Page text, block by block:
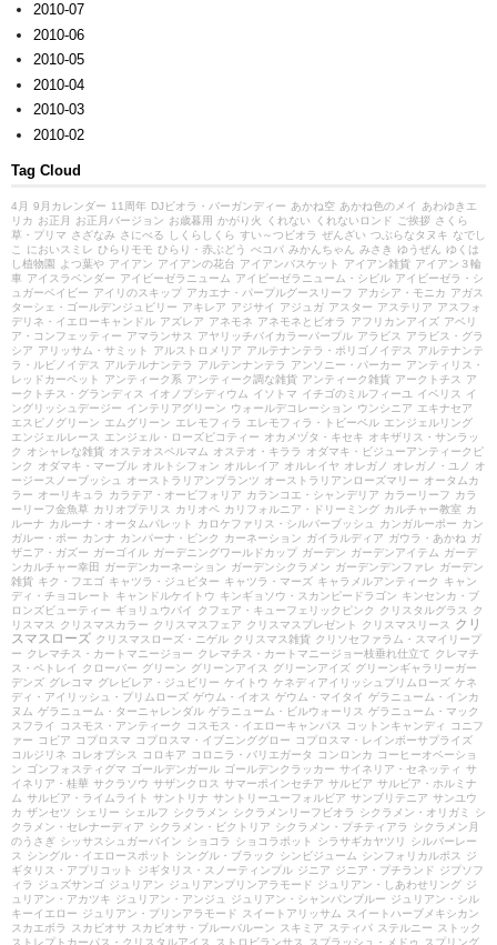
2010-07
2010-06
2010-05
2010-04
2010-03
2010-02
Tag Cloud
4月 9月カレンダー 11周年 DJビオラ・バーガンディー あかね空 あかね色のメイ
あわゆきエ
リカ お正月 お正月バージョン お歳暮用 かがり火 くれない くれないロンド ご挨拶 さくら
草・プリマ さざなみ さにべる しくらしくら すい～つビオラ ぜんざい つぶらなタヌキ なでし
こ
においスミレ ひらりモモ ひらり・赤ぶどう べコパ みかんちゃん みさき ゆうぜん
ゆくは
し植物園
よつ葉や アイアン アイアンの花台 アイアンバスケット アイアン雑貨 アイアン３輪
車 アイスラベンダー アイビーゼラニューム アイビーゼラニューム・シビル アイビーゼラ・シ
ュガーベイビー アイリのスキップ アカエナ・パープルグースリーフ アカシア・モニカ アガス
ターシェ・ゴールデンジュビリー アキレア アジサイ アジュガ アスター アステリア アスフォ
デリネ・イエローキャンドル アズレア アネモネ アネモネとビオラ アフリカンアイズ アベリ
ア・コンフェッティー アマランサス アヤリッチバイカラーパープル アラビス
アラビス・グラ
シア アリッサム・サミット アルストロメリア アルテナンテラ・ポリゴノイデス
アルテナンテ
ラ・ルビノイデス
アルテルナンテラ アルテンナンテラ アンソニー・パーカー アンティリス・
レッドカーペット
アンティーク系 アンティーク調な雑貨 アンティーク雑貨 アークトチス
ア
ークトチス・グランディス
イオノプシディウム イソトマ イチゴのミルフィーユ イベリス
イ
ングリッシュデージー インテリアグリーン ウォールデコレーション ウンシニア エキナセア
エスピノグリーン エムグリーン エレモフィラ エレモフィラ・トビーベル エンジェルリング
エンジェルレース
エンジェル・ローズピコティー オカメヅタ・キセキ オキザリス・サンラッ
ク
オシャレな雑貨 オステオスペルマム オステオ・キララ
オダマキ・ビジューアンティークピ
ンク
オダマキ・マーブル オルトシフォン オルレイア オルレイヤ オレガノ オレガノ・ユノ
オ
ージースノーブッシュ
オーストラリアンプランツ オーストラリアンローズマリー オータムカ
ラー オーリキュラ カラテア・オービフォリア カランコエ・シャンデリア カラーリーフ カラ
ーリーフ金魚草 カリオプテリス カリオペ カリフォルニア・ドリーミング カルチャー教室 カ
ルーナ カルーナ・オータムパレット カロケファリス・シルバーブッシュ カンガルーポー カン
ガルー・ポー カンナ カンパーナ・ピンク カーネーション ガイラルディア ガウラ・あかね ガ
ザニア・ガズー ガーゴイル ガーデニングワールドカップ ガーデン ガーデンアイテム ガーデ
ンカルチャー幸田
ガーデンカーネーション ガーデンシクラメン ガーデンデンファレ ガーデン
雑貨 キク・フエゴ キャツラ・ジュピター キャツラ・マーズ キャラメルアンティーク
キャン
ディ・チョコレート
キャンドルケイトウ キンギョソウ・スカンピードラゴン キンセンカ・ブ
ロンズビューティー ギョリュウバイ クフェア・キューフェリックピンク クリスタルグラス
ク
リスマス
クリスマスカラー クリスマスフェア クリスマスプレゼント クリスマスリース
クリ
スマスローズ クリスマスローズ・ニゲル クリスマス雑貨 クリソセファラム・スマイリープ
ー クレマチス・カートマニージョー クレマチス・カートマニージョー枝垂れ仕立て クレマチ
ス・ペトレイ
クローバー グリーン グリーンアイス グリーンアイズ グリーンギャラリーガー
デンズ グレコマ グレビレア・ジュビリー ケイトウ ケネディアイリッシュプリムローズ ケネ
ディ・アイリッシュ・プリムローズ ゲウム・イオス ゲウム・マイタイ ゲラニューム・インカ
ヌム ゲラニューム・ターニャレンダル ゲラニューム・ビルウォーリス ゲラニューム・マック
スフライ
コスモス・アンティーク コスモス・イエローキャンパス コットンキャンディ
コニフ
ァー
コピア コプロスマ コプロスマ・イブニンググロー
コプロスマ・レインボーサプライズ
コルジリネ
コレオプシス コロキア コロニラ・バリエガータ コンロンカ
コーヒーオベーショ
ン ゴンフォスティグマ ゴールデンガール ゴールデンクラッカー サイネリア・セネッティ サ
イネリア・桂華 サクラソウ サザンクロス サマーポインセチア サルビア サルビア・ホルミナ
ム サルビア・ライムライト サントリナ サントリーユーフォルビア サンブリテニア サンユウ
カ ザンセツ シェリー シェルフ シクラメン シクラメンリーフビオラ シクラメン・オリガミ
シ
クラメン・セレナーディア シクラメン・ビクトリア シクラメン・プチティアラ
シクラメン月
のうさぎ シッサスシュガーバイン ショコラ ショコラポット シラサギカヤツリ
シルバーレー
ス
シングル・イエロースポット シングル・ブラック シンビジューム シンフォリカルポス
ジ
ギタリス・アプリコット
ジギタリス・スノーティンプル ジニア ジニア・プチランド ジプソフ
ィラ
ジュズサンゴ ジュリアン ジュリアンプリンアラモード ジュリアン・しあわせリング ジ
ュリアン・アカツキ ジュリアン・アンジュ ジュリアン・シャンパンブルー ジュリアン・シル
キーイエロー ジュリアン・プリンアラモード スイートアリッサム
スイートハーブメキシカン
スカエボラ
スカビオサ スカビオサ・ブルーバルーン スキミア スティパ ステルニー
ストック
ストレプトカーパス・クリスタルアイス
ストロビランサス スプラッシュ・メドゥ
スプリング